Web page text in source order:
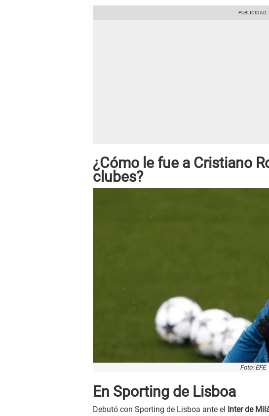
¿Cómo le fue a Cristiano
clubes?
Foto: EFE
En Sporting de Lisboa
Debutó con Sporting de Lisboa ante el Inter de